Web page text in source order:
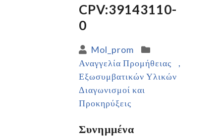
CPV:39143110-
0
Mol_prom
Αναγγελία Προμήθειας
Εξωσυμβατικών Υλικών
Διαγωνισμοί και
Προκηρύξεις
Συνημμένα